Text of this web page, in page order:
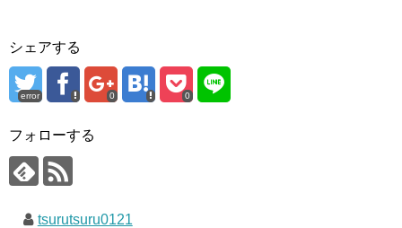
シェアする
error 0 0
フォローする
tsurutsuru0121